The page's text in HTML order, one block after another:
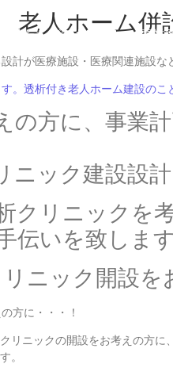
私たちができること 事業
老人ホーム併
の方に、事業
ニック建設設
クリニックを
伝いを致します
リニックの開設をお考えの方
。